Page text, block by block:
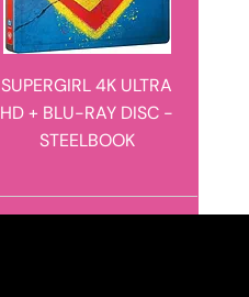
SUPERGIRL 4K ULTRA
HD + BLU-RAY DISC -
STEELBOOK
novità in arrivo